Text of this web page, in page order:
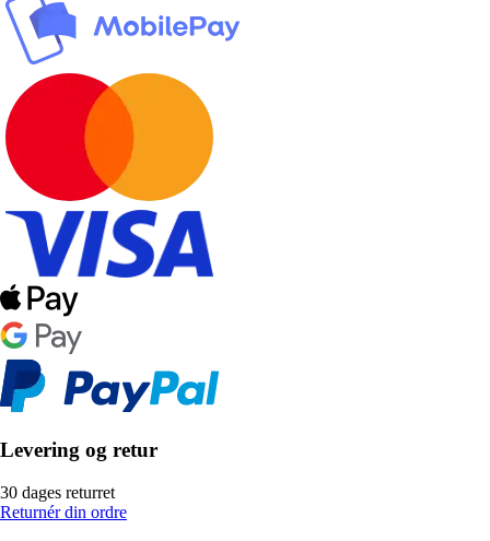
Levering og retur
30 dages returret
Returnér din ordre